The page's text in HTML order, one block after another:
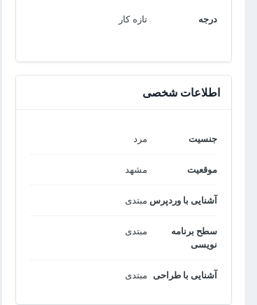
درجه تازه کار
اطلاعات شخصی
جنسیت مرد
موقعیت مشهد
آشنایی با وردپرس مبتدی
سطح برنامه
نویسی
مبتدی
آشنایی با طراحی مبتدی